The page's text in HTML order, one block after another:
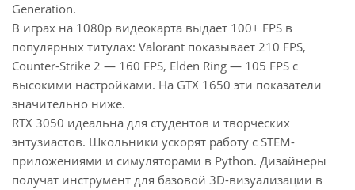
Generation.
В играх на 1080p видеокарта выдаёт 100+ FPS в
популярных титулах: Valorant показывает 210 FPS,
Counter-Strike 2 — 160 FPS, Elden Ring — 105 FPS с
высокими настройками. На GTX 1650 эти показатели
значительно ниже.
RTX 3050 идеальна для студентов и творческих
энтузиастов. Школьники ускорят работу с STEM-
приложениями и симуляторами в Python. Дизайнеры
получат инструмент для базовой 3D-визуализации в